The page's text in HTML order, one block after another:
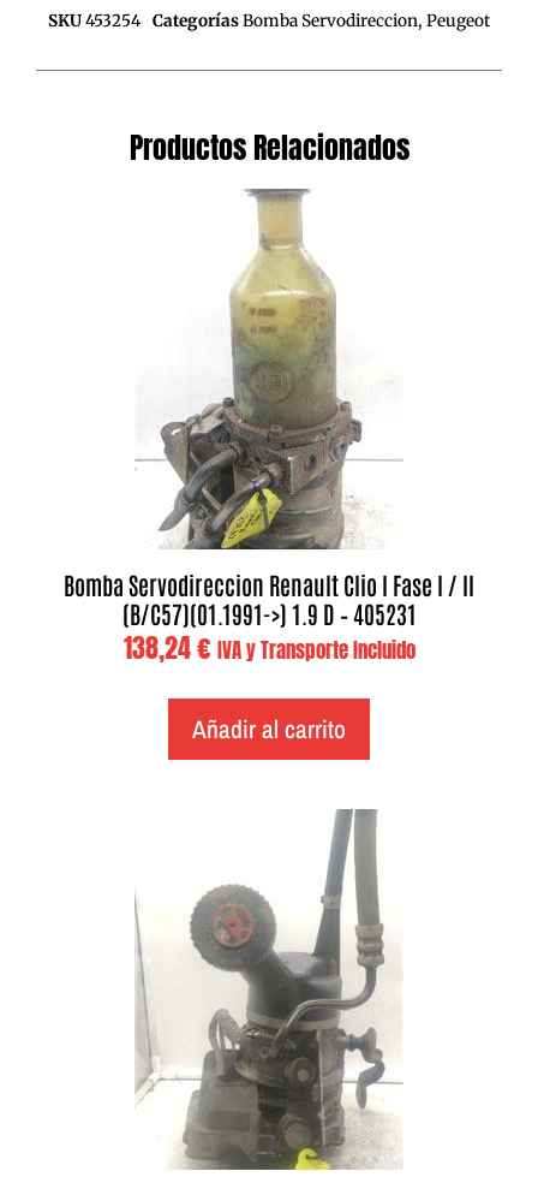
SKU453254 CategoríasBomba Servodireccion, Peugeot
Productos Relacionados
Bomba Servodireccion Renault Clio I Fase I / II
(B/C57)(01.1991->) 1.9 D – 405231
138,24€ IVA y Transporte Incluido
Añadir al carrito